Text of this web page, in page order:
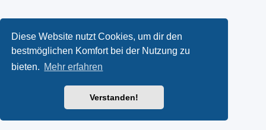
Diese Website nutzt Cookies, um dir den
bestmöglichen Komfort bei der Nutzung zu
bieten. Mehr erfahren
Verstanden!